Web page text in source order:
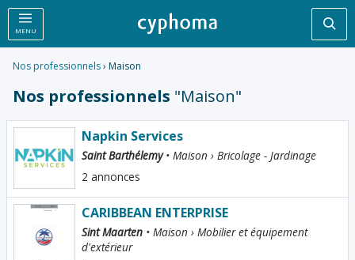
MENU
Nos professionnels› Maison
Nos professionnels "Maison"
Napkin Services
Saint Barthélemy• Maison › Bricolage - Jardinage
2 annonces
CARIBBEAN ENTERPRISE
Sint Maarten • Maison › Mobilier et équipement
d'extérieur